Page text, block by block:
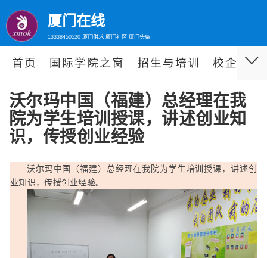
厦门在线
13338450520 厦门供求 厦门社区 厦门头条
首页 国际学院之窗 招生与培训 校企合作
沃尔玛中国（福建）总经理在我
院为学生培训授课，讲述创业知
识，传授创业经验
沃尔玛中国（福建）总经理在我院为学生培训授课，讲述创
业知识，传授创业经验。